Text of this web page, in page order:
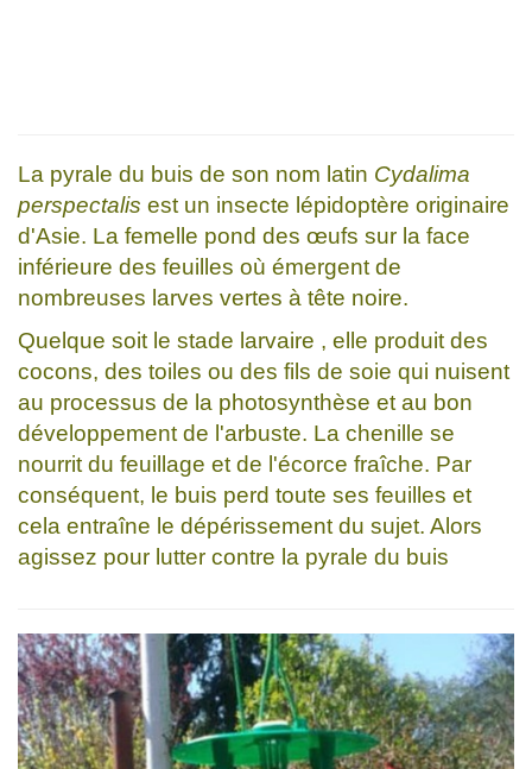
La pyrale du buis de son nom latin Cydalima
perspectalis est un insecte lépidoptère originaire
d'Asie. La femelle pond des œufs sur la face
inférieure des feuilles où émergent de
nombreuses larves vertes à tête noire.
Quelque soit le stade larvaire , elle produit des
cocons, des toiles ou des fils de soie qui nuisent
au processus de la photosynthèse et au bon
développement de l'arbuste. La chenille se
nourrit du feuillage et de l'écorce fraîche. Par
conséquent, le buis perd toute ses feuilles et
cela entraîne le dépérissement du sujet. Alors
agissez pour lutter contre la pyrale du buis